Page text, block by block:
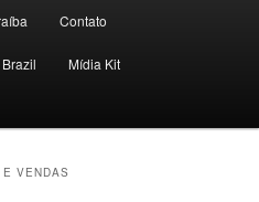
Contato
Mídia Kit
VENDAS